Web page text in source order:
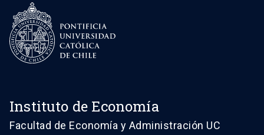
Instituto de Economía
Facultad de Economía y Administración UC